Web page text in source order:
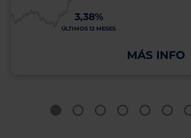
3,38%
ÚLTIMOS 12 MESES
MÁS INFO